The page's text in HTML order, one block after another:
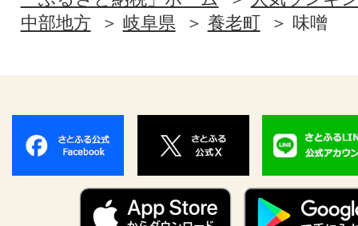
中部地方
岐阜県 養老町 味噌